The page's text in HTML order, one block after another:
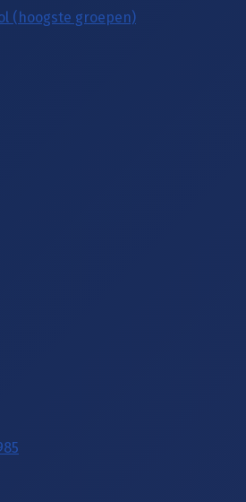
(hoogste groepen)